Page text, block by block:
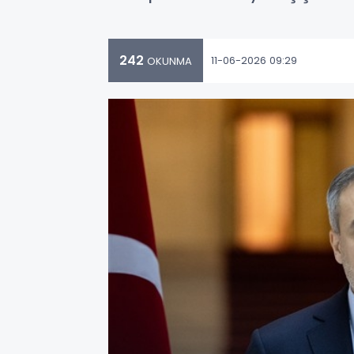
242 OKUNMA 11-06-2026 09:29